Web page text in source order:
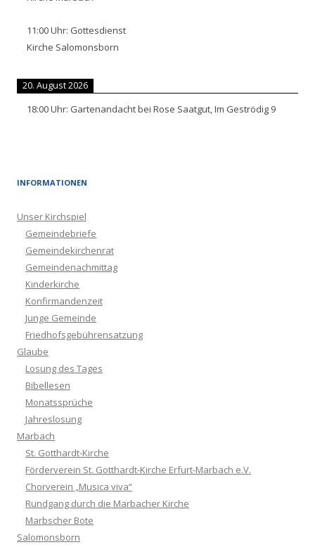
11:00Uhr: Gottesdienst
Kirche Salomonsborn
20. August 2026
18:00Uhr: Gartenandacht bei Rose Saatgut, Im Geströdig 9
INFORMATIONEN
Unser Kirchspiel
Gemeindebriefe
Gemeindekirchenrat
Gemeindenachmittag
Kinderkirche
Konfirmandenzeit
Junge Gemeinde
Friedhofsgebührensatzung
Glaube
Losung des Tages
Bibellesen
Monatssprüche
Jahreslosung
Marbach
St. Gotthardt-Kirche
Förderverein St. Gotthardt-Kirche Erfurt-Marbach e.V.
Chorverein „Musica viva“
Rundgang durch die Marbacher Kirche
Marbscher Bote
Salomonsborn